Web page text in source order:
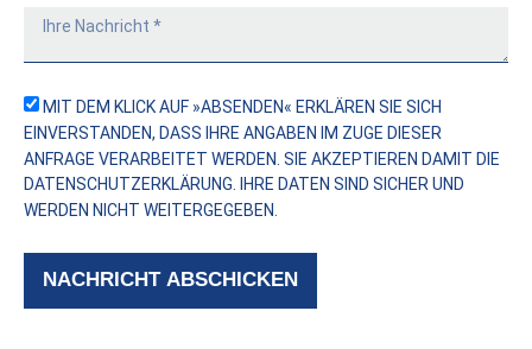
MIT DEM KLICK AUF »ABSENDEN« ERKLÄREN SIE SICH
EINVERSTANDEN, DASS IHRE ANGABEN IM ZUGE DIESER
ANFRAGE VERARBEITET WERDEN. SIE AKZEPTIEREN DAMIT DIE
DATENSCHUTZERKLÄRUNG . IHRE DATEN SIND SICHER UND
WERDEN NICHT WEITERGEGEBEN.
NACHRICHT ABSCHICKEN